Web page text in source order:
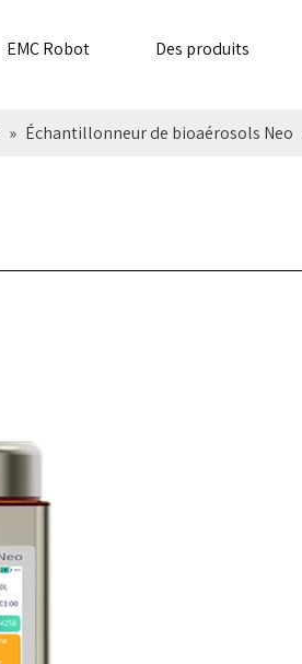
EMC Robot Des produits
» Échantillonneur de bioaérosols Neo